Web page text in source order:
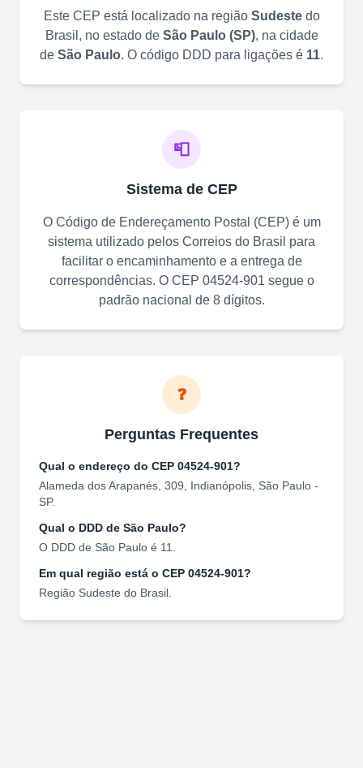
Este CEP está localizado na região Sudestedo
Brasil, no estado de São Paulo(SP), na cidade
de São Paulo. O código DDD para ligações é 11.
📮
Sistema de CEP
O Código de Endereçamento Postal (CEP) é um
sistema utilizado pelos Correios do Brasil para
facilitar o encaminhamento e a entrega de
correspondências. O CEP 04524-901 segue o
padrão nacional de 8 dígitos.
❓
Perguntas Frequentes
Qual o endereço do CEP 04524-901?
Alameda dos Arapanés, 309
Indianópolis São Paulo -
SP.
Qual o DDD de São Paulo?
O DDD de São Paulo é 11
Em qual região está o CEP 04524-901?
Região Sudeste do Brasil.